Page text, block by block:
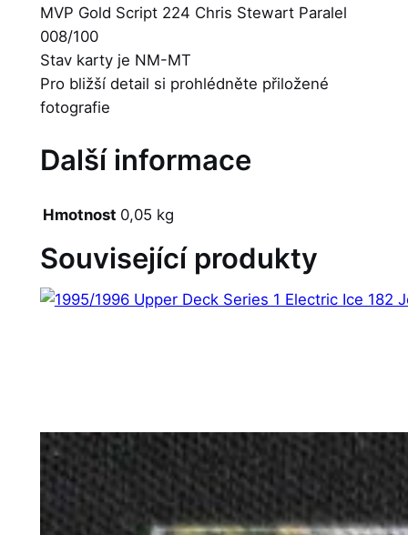
MVP Gold Script 224 Chris Stewart Paralel
008/100
Stav karty je NM-MT
Pro bližší detail si prohlédněte přiložené
fotografie
Další informace
Hmotnost 0,05 kg
Související produkty